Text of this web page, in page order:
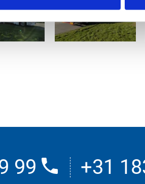
99 +31